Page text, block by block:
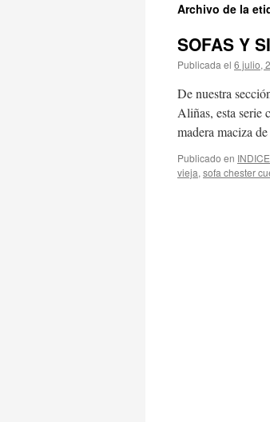
contenido
Archivo de la
SOFAS Y
Publicada el 6 julio,
De nuestra
Aliñas, esta serie
madera maciza
Publicado en INDICE
vieja, sofa chester